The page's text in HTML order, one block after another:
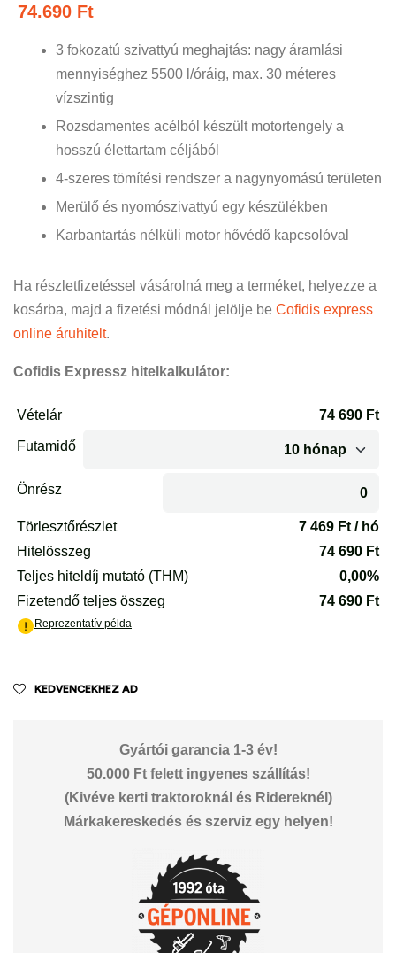
74.690 Ft
3 fokozatú szivattyú meghajtás: nagy áramlási
mennyiséghez 5500 l/óráig, max. 30 méteres
vízszintig
Rozsdamentes acélból készült motortengely a
hosszú élettartam céljából
4-szeres tömítési rendszer a nagynyomású területen
Merülő és nyomószivattyú egy készülékben
Karbantartás nélküli motor hővédő kapcsolóval
Ha részletfizetéssel vásárolná meg a terméket, helyezze a
kosárba, majd a fizetési módnál jelölje be Cofidis express
online áruhitelt.
Cofidis Expressz hitelkalkulátor:
KEDVENCEKHEZ AD
Gyártói garancia 1-3 év!
50.000 Ft felett ingyenes szállítás!
(Kivéve kerti traktoroknál és Ridereknél)
Márkakereskedés és szerviz egy helyen!